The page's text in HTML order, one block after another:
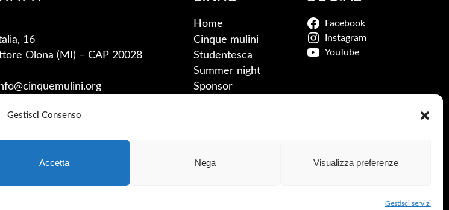
Gestisci Consenso
Gestisci servizi
Accetta Nega Visualizza preferenze
16
Olona (MI) – CAP 20028
Home
Cinque mulini
Studentesca
Summer night
Sponsor
Facebook
Instagram
YouTube